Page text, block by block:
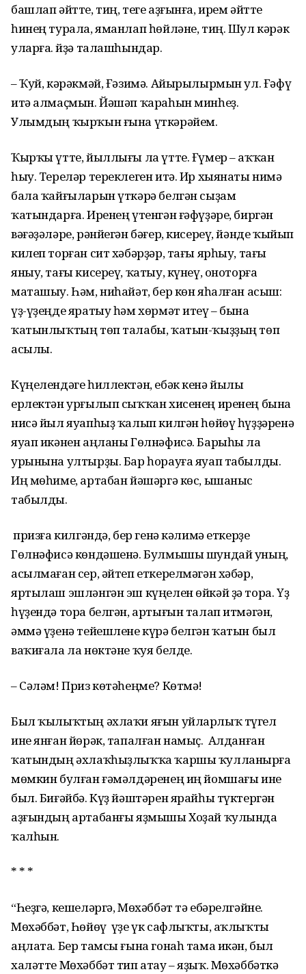
башлап әйтте, тиң, теге аҙғынға, ирем әйтте
һинең турала, яманлап һөйләне, тиң. Шул кәрәк
уларға. Әйҙә талашһындар.
– Ҡуй, кәрәкмәй, Ғәзимә. Айырылырмын ул. Ғәфү
итә алмаҫмын. Йәшәп ҡараһын минһеҙ.
Улымдың ҡырҡын ғына үткәрәйем.
Ҡырҡы үтте, йыллығы ла үтте. Ғүмер – аҡҡан
һыу. Тереләр тереклеген итә. Ир хыянаты нимә
бала ҡайғыларын үткәрә белгән сыҙам
ҡатындарға. Иренең үтенгән ғәфүҙәре, биргән
вәғәҙәләре, рәнйегән бәғер, кисереү, йәнде ҡыйып
килеп торған сит хәбәрҙәр, тағы ярһыу, тағы
яныу, тағы кисереү, ҡатыу, күнеү, оноторға
маташыу. Һәм, ниһайәт, бер көн яһалған асыш:
үҙ-үҙеңде яратыу һәм хөрмәт итеү – бына
ҡатынлыҡтың төп талабы, ҡатын-ҡыҙҙың төп
асылы.
Күңелендәге һиллектән, ебәк кенә йылы
ерлектән урғылып сыҡҡан хисенең иренең бына
нисә йыл яуапһыҙ ҡалып килгән һөйөү һүҙҙәренә
яуап икәнен аңланы Гөлнәфисә. Барыһы ла
урынына ултырҙы. Бар һорауға яуап табылды.
Иң мөһиме, артабан йәшәргә көс, ышаныс
табылды.
Ә призға килгәндә, бер генә кәлимә еткерҙе
Гөлнәфисә көндәшенә. Булмышы шундай уның,
асылмаған сер, әйтеп еткерелмәгән хәбәр,
яртылаш эшләнгән эш күңелен өйкәй ҙә тора. Үҙ
һүҙендә тора белгән, артығын талап итмәгән,
әммә үҙенә тейешлене күрә белгән ҡатын был
ваҡиғала ла нөктәне ҡуя белде.
– Сәләм! Приз көтәһеңме? Көтмә!
Был ҡылыҡтың әхлаҡи яғын уйларлыҡ түгел
ине янған йөрәк, тапалған намыҫ. Алданған
ҡатындың әхлаҡһыҙлыҡҡа ҡаршы ҡулланырға
мөмкин булған ғәмәлдәренең иң йомшағы ине
был. Биғәйбә. Күҙ йәштәрен ярайһы түктергән
аҙғындың артабанғы яҙмышы Хоҙай ҡулында
ҡалһын.
* * *
“Һеҙгә, кешеләргә, Мөхәббәт тә ебәрелгәйне.
Мөхәббәт, Һөйөү үҙе үк сафлыҡты, аҡлыҡты
аңлата. Бер тамсы ғына гонаһ тама икән, был
халәтте Мөхәббәт тип атау – яҙыҡ. Мөхәббәткә